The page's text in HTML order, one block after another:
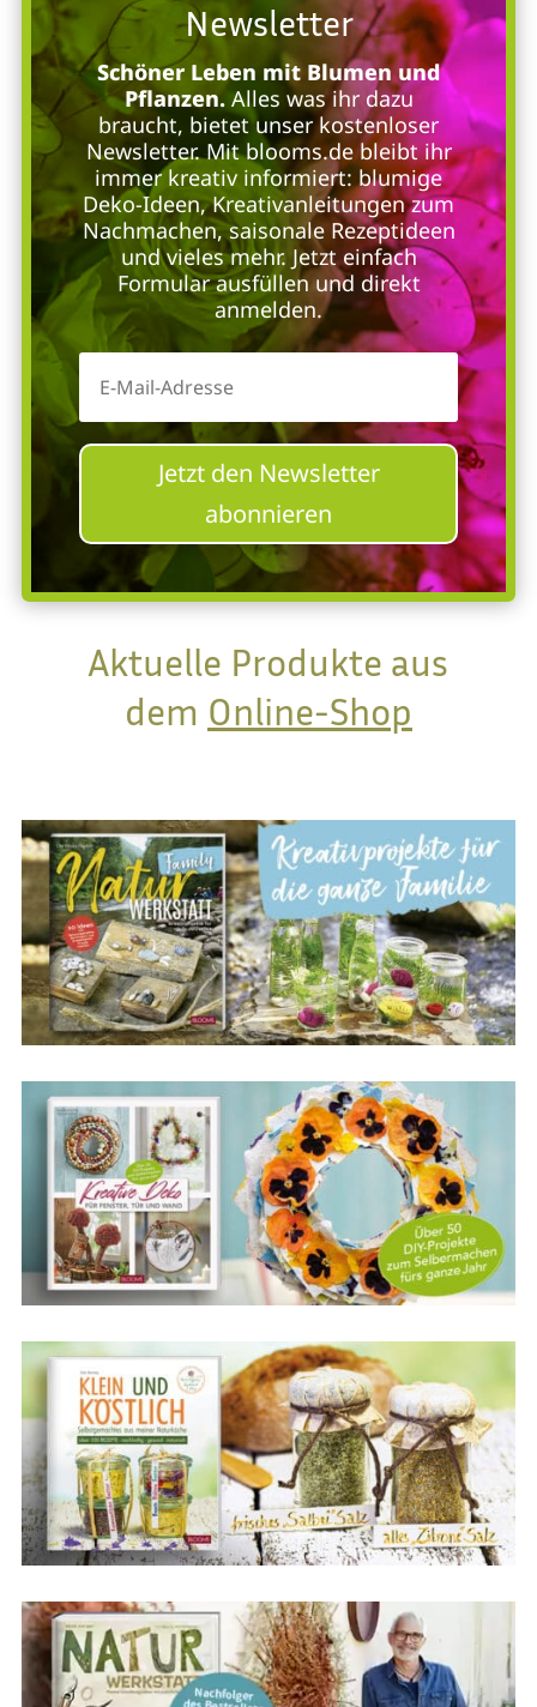
Newsletter
Schöner Leben mit Blumen und
Pflanzen.Alles was ihr dazu
braucht, bietet unser kostenloser
Newsletter. Mit blooms.de bleibt ihr
immer kreativ informiert: blumige
Deko-Ideen, Kreativanleitungen zum
Nachmachen, saisonale Rezeptideen
und vieles mehr. Jetzt einfach
Formular ausfüllen und direkt
anmelden.
Jetzt den Newsletter
abonnieren
Aktuelle Produkte aus
dem Online-Shop